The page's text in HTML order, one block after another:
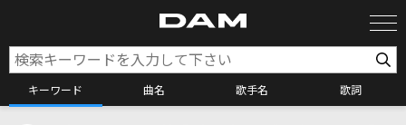
キーワード 曲名 歌手名 歌詞